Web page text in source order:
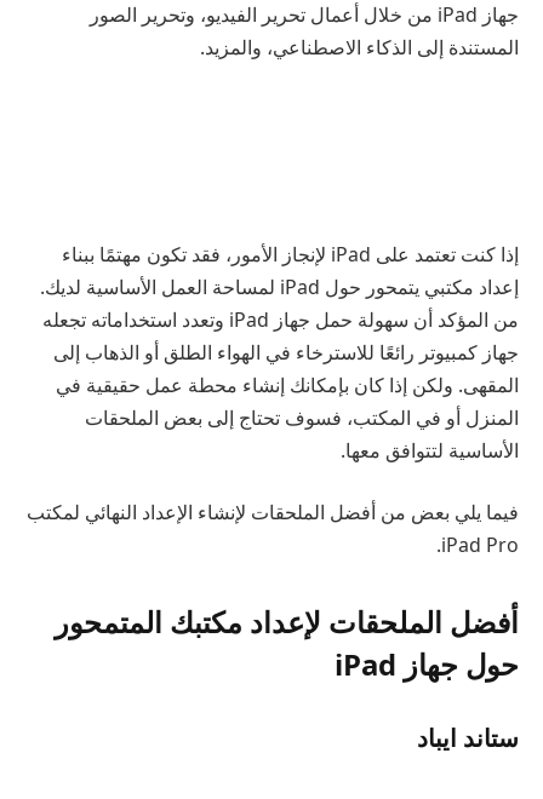
جهاز iPad من خلال أعمال تحرير الفيديو، وتحرير الصور
المستندة إلى الذكاء الاصطناعي، والمزيد.
إذا كنت تعتمد على iPad لإنجاز الأمور، فقد تكون مهتمًا ببناء
إعداد مكتبي يتمحور حول iPad لمساحة العمل الأساسية لديك.
من المؤكد أن سهولة حمل جهاز iPad وتعدد استخداماته تجعله
جهاز كمبيوتر رائعًا للاسترخاء في الهواء الطلق أو الذهاب إلى
المقهى. ولكن إذا كان بإمكانك إنشاء محطة عمل حقيقية في
المنزل أو في المكتب، فسوف تحتاج إلى بعض الملحقات
الأساسية لتتوافق معها.
فيما يلي بعض من أفضل الملحقات لإنشاء الإعداد النهائي لمكتب
iPad Pro.
أفضل الملحقات لإعداد مكتبك المتمحور
حول جهاز iPad
ستاند ايباد